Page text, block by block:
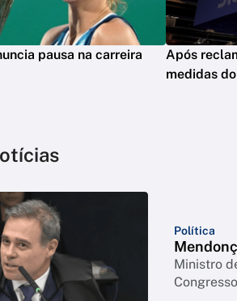
pausa na carreira
Após
medidas
Política
Ministro